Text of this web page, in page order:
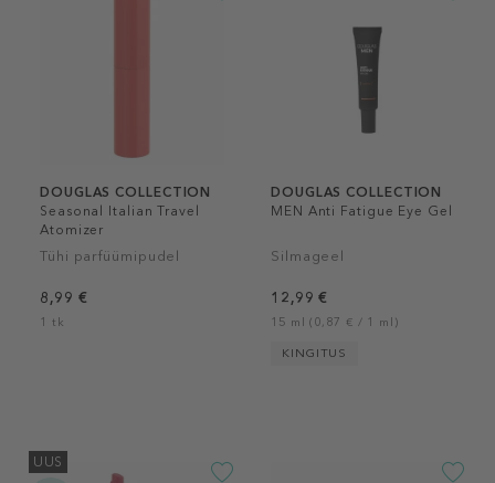
DOUGLAS COLLECTION
Seasonal Italian Travel
Atomizer
Tühi parfüümipudel
8,99 €
1 tk
DOUGLAS COLLECTION
MEN Anti Fatigue Eye Gel
Silmageel
12,99 €
15 ml (0,87 € / 1 ml)
KINGITUS
UUS